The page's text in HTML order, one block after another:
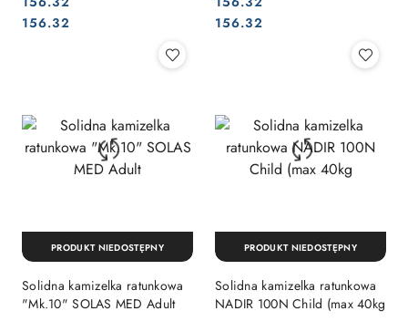
Cena:
Cena:
156.32 Cena:
Cena:
156.32
Solidna kamizelka ratunkowa
"Mk.10" SOLAS MED Adult
PRODUKT NIEDOSTĘPNY
Solidna kamizelka ratunkowa
NADIR 100N Child (max 40kg
PRODUKT NIEDOSTĘPNY